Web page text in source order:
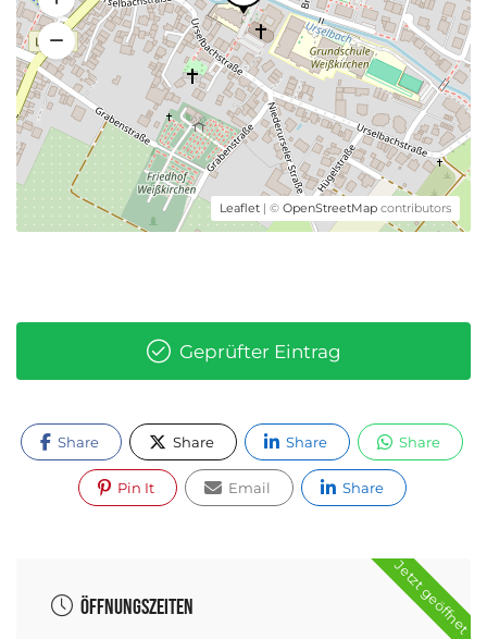
Leaflet | © OpenStreetMap contributors
Geprüfter Eintrag
Share Share Share Share
Pin It Email Share
Jetzt geöffnet
Öffnungszeiten